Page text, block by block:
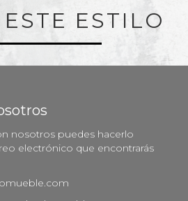
ESTILO
nosotros puedes hacerlo
electrónico que encontrarás